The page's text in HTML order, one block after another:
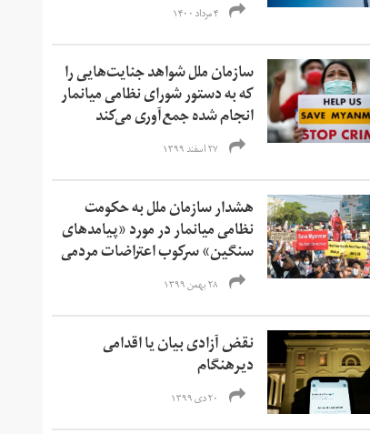
۴ مرداد ۱۴۰۰
سازمان ملل شواهد جنایت‌هایی را
که به دستور شورای نظامی میانمار
انجام شده جمع‌آوری می‌کند
۲۷ اسفند ۱۳۹۹
هشدار سازمان ملل به حکومت
نظامی میانمار در مورد «پیامدهای
سنگین» سرکوب اعتراضات مردمی
۲۸ بهمن ۱۳۹۹
نقض آزادی بیان یا اقدامی
دیرهنگام
۲۰ دی ۱۳۹۹